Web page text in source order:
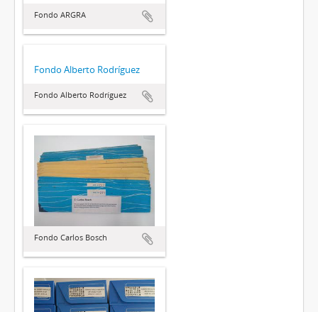
Fondo ARGRA
Fondo Alberto Rodríguez
Fondo Alberto Rodríguez
Fondo Carlos Bosch